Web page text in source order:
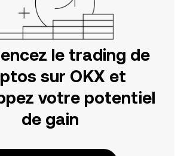
le trading de
sur OKX et
votre potentiel
de gain